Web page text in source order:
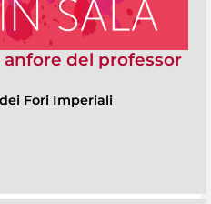
anfore del professor
Fori Imperiali